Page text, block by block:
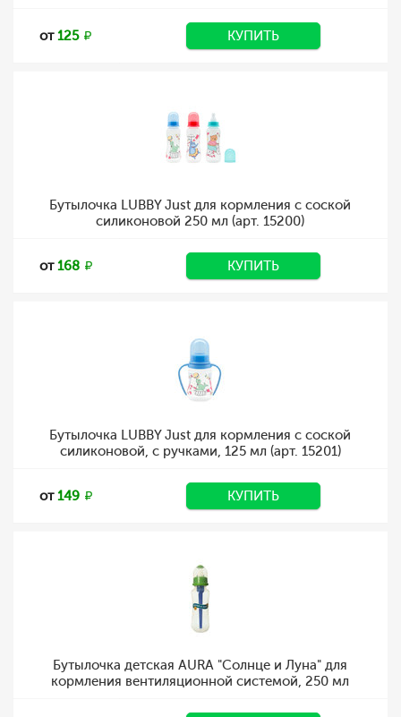
от125 КУПИТЬ
Бутылочка LUBBY Just для кормления с соской
силиконовой 250 мл (арт. 15200)
от168 КУПИТЬ
Бутылочка LUBBY Just для кормления с соской
силиконовой, с ручками, 125 мл (арт. 15201)
от149 КУПИТЬ
Бутылочка детская AURA "Солнце и Луна" для
кормления вентиляционной системой, 250 мл